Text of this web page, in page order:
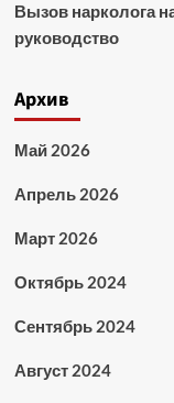
Вызов нарколога
руководство
Архив
Май 2026
Апрель 2026
Март 2026
Октябрь 2024
Сентябрь 2024
Август 2024